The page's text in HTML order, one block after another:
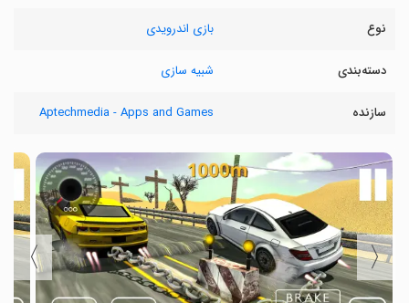
نوع بازی اندرویدی
دسته‌بندی شبیه سازی
سازنده Aptechmedia - Apps and Games
〈
〉